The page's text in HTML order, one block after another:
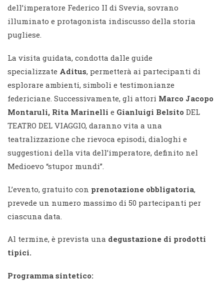
dell’imperatore Federico II di Svevia, sovrano
illuminato e protagonista indiscusso della storia
pugliese.
La visita guidata, condotta dalle guide
specializzate Aditus, permetterà ai partecipanti di
esplorare ambienti, simboli e testimonianze
federiciane. Successivamente, gli attori Marco Jacopo
Montaruli, Rita Marinelli e Gianluigi Belsito DEL
TEATRO DEL VIAGGIO, daranno vita a una
teatralizzazione che rievoca episodi, dialoghi e
suggestioni della vita dell’imperatore, definito nel
Medioevo “stupor mundi”.
L’evento, gratuito con prenotazione obbligatoria,
prevede un numero massimo di 50 partecipanti per
ciascuna data.
Al termine, è prevista una degustazione di prodotti
tipici.
Programma sintetico: